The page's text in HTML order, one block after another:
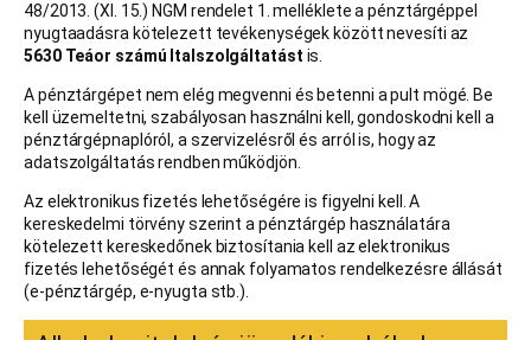
48/2013. (XI. 15.) NGM rendelet 1. melléklete a pénztárgéppel
nyugtaadásra kötelezett tevékenységek között nevesíti az
5630 Teáor számú Italszolgáltatást is.
A pénztárgépet nem elég megvenni és betenni a pult mögé. Be
kell üzemeltetni, szabályosan használni kell, gondoskodni kell a
pénztárgépnaplóról, a szervizelésről és arról is, hogy az
adatszolgáltatás rendben működjön.
Az elektronikus fizetés lehetőségére is figyelni kell. A
kereskedelmi törvény szerint a pénztárgép használatára
kötelezett kereskedőnek biztosítania kell az elektronikus
fizetés lehetőségét és annak folyamatos rendelkezésre állását
(e-pénztárgép, e-nyugta stb.).